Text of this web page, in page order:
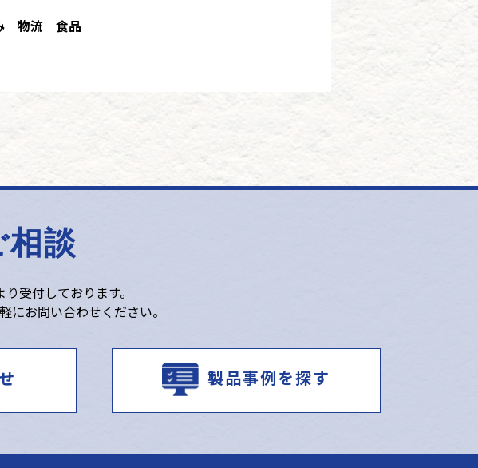
物流 食品
相談
受付しております。
にお問い合わせください。
製品事例を探す